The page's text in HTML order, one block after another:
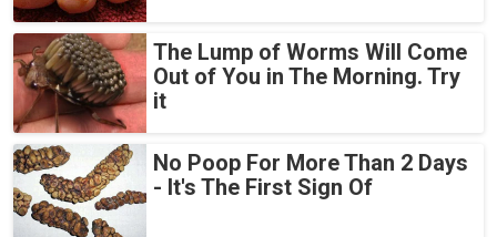
The Lump of Worms Will Come
Out of You in The Morning. Try
it
No Poop For More Than 2 Days
- It's The First Sign Of